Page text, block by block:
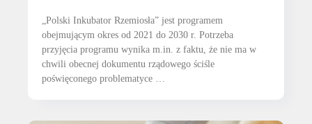
„Polski Inkubator Rzemiosła” jest programem
obejmującym okres od 2021 do 2030 r. Potrzeba
przyjęcia programu wynika m.in. z faktu, że nie ma w
chwili obecnej dokumentu rządowego ściśle
poświęconego problematyce …